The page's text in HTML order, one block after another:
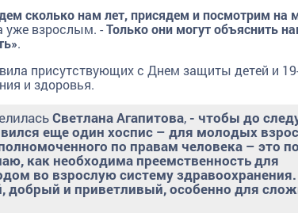
сколько нам лет, присядем и посмотрим на
уже взрослым. -Только они могут объяснить
.
присутствующих с Днем защиты детей и
и здоровья.
Светлана Агапитова, - чтобы до
еще один хоспис – для молодых
по правам человека – это
как необходима преемственность для
во взрослую систему
добрый и приветливый, особенно для